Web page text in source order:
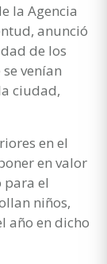
la Agencia
anunció
de los
venían
ciudad,
en el
en valor
para el
niños,
año en dicho